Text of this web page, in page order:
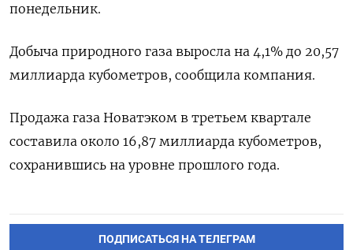
понедельник.
Добыча природного газа выросла на 4,1% до 20,57
миллиарда кубометров, сообщила компания.
Продажа газа Новатэком в третьем квартале
составила около 16,87 миллиарда кубометров,
сохранившись на уровне прошлого года.
ПОДПИСАТЬСЯ НА ТЕЛЕГРАМ